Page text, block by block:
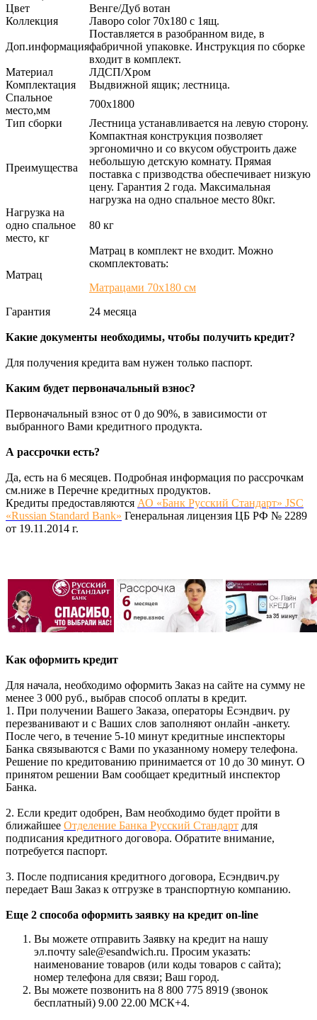
Цвет
Венге/Дуб вотан
Коллекция
Лаворо color 70х180 с 1ящ.
Доп.информация
Поставляется в разобранном виде, в
фабричной упаковке. Инструкция по сборке
входит в комплект.
Материал
ЛДСП/Хром
Комплектация
Выдвижной ящик; лестница.
Спальное
место,мм
700х1800
Тип сборки
Лестница устанавливается на левую сторону.
Преимущества
Компактная конструкция позволяет
эргономично и со вкусом обустроить даже
небольшую детскую комнату. Прямая
поставка с призводства обеспечивает низкую
цену. Гарантия 2 года. Максимальная
нагрузка на одно спальное место 80кг.
Нагрузка на
одно спальное
место, кг
80 кг
Матрац
Матрац в комплект не входит. Можно
скомплектовать:
Матрацами 70х180 см
Гарантия
24 месяца
Какие документы необходимы, чтобы получить кредит?
Для получения кредита вам нужен только паспорт.
Каким будет первоначальный взнос?
Первоначальный взнос от 0 до 90%, в зависимости от
выбранного Вами кредитного продукта.
А рассрочки есть?
Да, есть на 6 месяцев. Подробная информация по рассрочкам
см.ниже в Перечне кредитных продуктов.
Кредиты предоставляются АО «Банк Русский Стандарт» JSC
«Russian Standard Bank» Генеральная лицензия ЦБ РФ № 2289
от 19.11.2014 г.
Как оформить кредит
Для начала, необходимо оформить Заказ на сайте на сумму не
менее 3 000 руб., выбрав способ оплаты в кредит.
1. При получении Вашего Заказа, операторы Есэндвич. ру
перезванивают и с Ваших слов заполняют онлайн -анкету.
После чего, в течение 5-10 минут кредитные инспекторы
Банка связываются с Вами по указанному номеру телефона.
Решение по кредитованию принимается от 10 до 30 минут. О
принятом решении Вам сообщает кредитный инспектор
Банка.
2. Если кредит одобрен, Вам необходимо будет пройти в
ближайшее Отделение Банка Русский Стандарт для
подписания кредитного договора. Обратите внимание,
потребуется паспорт.
3. После подписания кредитного договора, Есэндвич.ру
передает Ваш Заказ к отгрузке в транспортную компанию.
Еще 2 способа оформить заявку на кредит on-line
Вы можете отправить Заявку на кредит на нашу
эл.почту sale@esandwich.ru. Просим указать:
наименование товаров (или коды товаров с сайта);
номер телефона для связи; Ваш город.
Вы можете позвонить на 8 800 775 8919 (звонок
бесплатный) 9.00 22.00 МСК+4.